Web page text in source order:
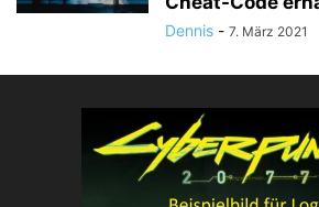
Dennis - 7. März 2021